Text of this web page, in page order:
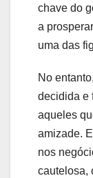
chave do
a
uma das
No
decidida e
aqueles
amizade.
nos
cautelosa,